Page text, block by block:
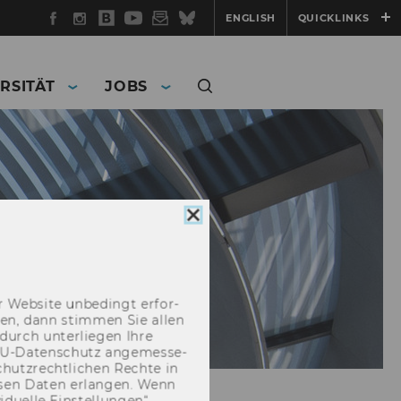
Facebook
Instagram
WU
Blog
YouTube
Newsletter
BlueskyENGLISH QUICKLINKS
JOBS
Cookie
Consent
schließen
Web­site un­be­dingt er­for­
dann stim­men Sie allen
un­ter­lie­gen Ihre
​Datenschutz an­ge­mes­se­
Rech­te in
Daten er­lan­gen. Wenn